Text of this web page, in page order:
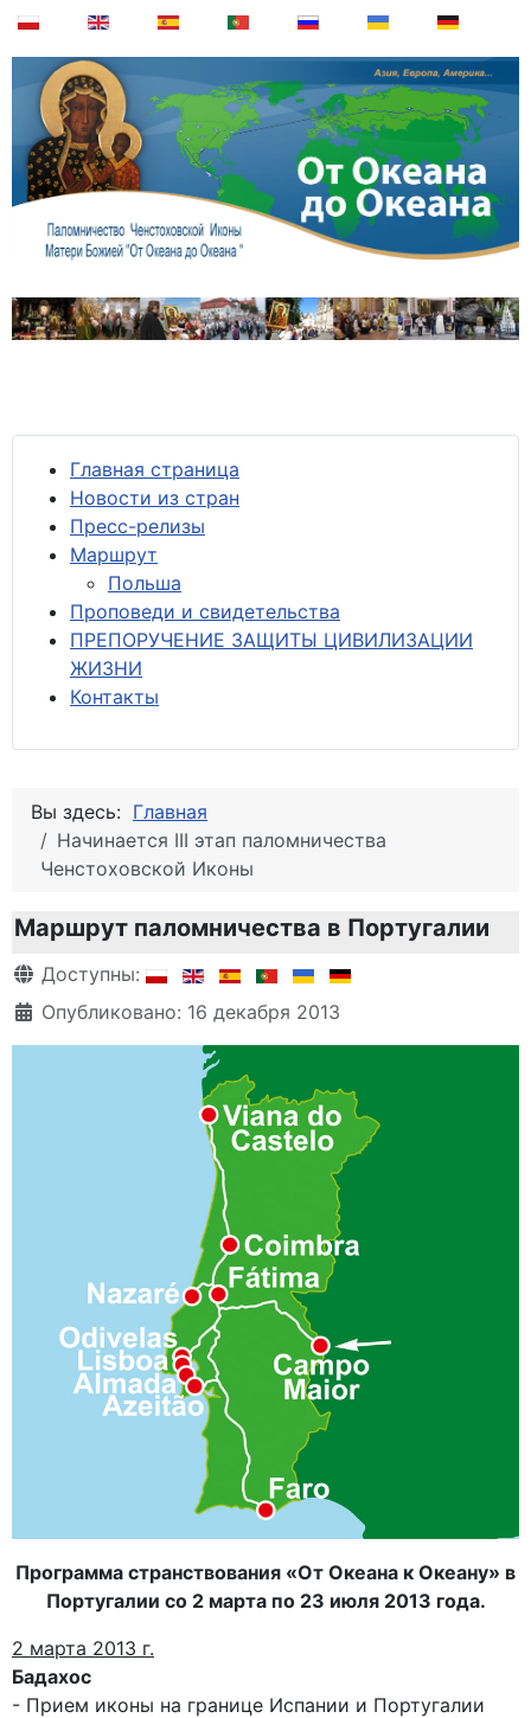
Главная страница
Новости из стран
Пресс-релизы
Маршрут
Польша
Проповеди и свидетельства
ПРЕПОРУЧЕНИЕ ЗАЩИТЫ ЦИВИЛИЗАЦИИ
ЖИЗНИ
Контакты
Вы здесь: Главная
Начинается III этап паломничества
Ченстоховской Иконы
Маршрут паломничества в Португалии
Информация о материале
Доступны:
Опубликовано: 16 декабря 2013
Программа странствования «От Океана к Океану» в
Португалии со 2 марта по 23 июля 2013 года.
2 марта 2013 г.
Бадахос
- Прием иконы на границе Испании и Португалии